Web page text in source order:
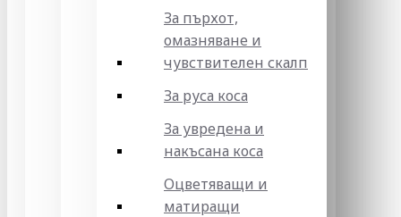
За пърхот,
омазняване и
чувствителен скалп
За руса коса
За увредена и
накъсана коса
Оцветяващи и
матиращи